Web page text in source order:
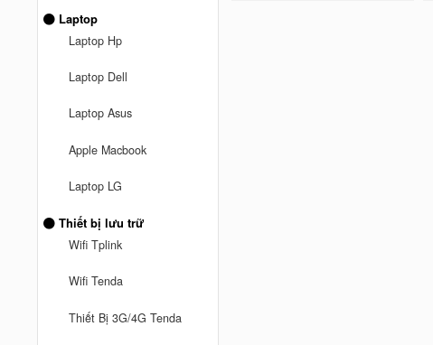
Laptop
Laptop Hp
Laptop Dell
Laptop Asus
Apple Macbook
Laptop LG
Thiết bị lưu trữ
Wifi Tplink
Wifi Tenda
Thiết Bị 3G/4G Tenda